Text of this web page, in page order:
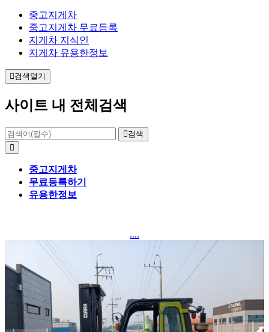
중고지게차
중고지게차 무료등록
지게차 지식인
지게차 유용한정보
검색열기
사이트 내 전체검색
검색
중고지게차
무료등록하기
유용한정보
....